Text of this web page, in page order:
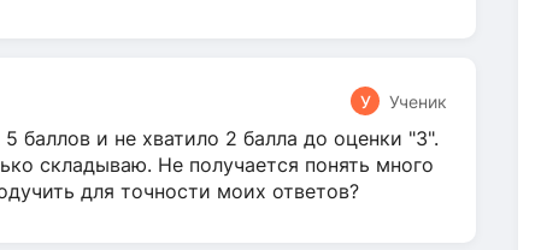
У Ученик
баллов и не хватило 2 балла до оценки "3".
складываю. Не получается понять много
для точности моих ответов?